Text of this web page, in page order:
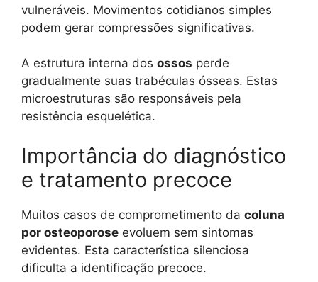
vulneráveis. Movimentos cotidianos simples
podem gerar compressões significativas.
A estrutura interna dos ossos perde
gradualmente suas trabéculas ósseas. Estas
microestruturas são responsáveis pela
resistência esquelética.
Importância do diagnóstico
e tratamento precoce
Muitos casos de comprometimento da coluna
por osteoporose evoluem sem sintomas
evidentes. Esta característica silenciosa
dificulta a identificação precoce.